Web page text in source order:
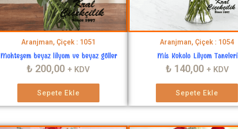
Aranjman, Çiçek : 1051
Muhteşem beyaz lilyum ve beyaz güller
₺ 200,00 + KDV
Sepete Ekle
Aranjman, Çiçek : 1054
Mis Kokulu Lilyum Taneleri
₺ 140,00 + KDV
Sepete Ekle